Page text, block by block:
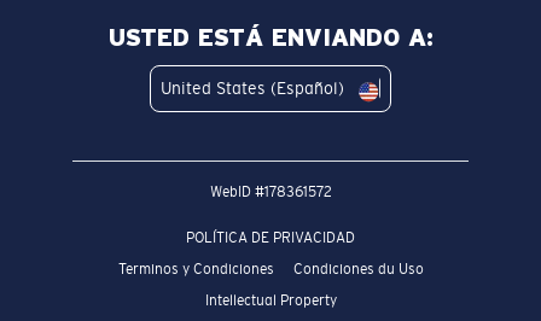
USTED ESTÁ ENVIANDO A:
United States (Español)
WebID #178361572
POLÍTICA DE PRIVACIDAD
Terminos y Condiciones
Condiciones du Uso
Intellectual Property